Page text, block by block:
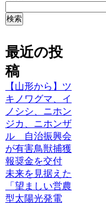
検索
最近の投
稿
【山形から】ツ
キノワグマ、イ
ノシシ、ニホン
ジカ、ニホンザ
ル 自治振興会
が有害鳥獣捕獲
報奨金を交付
未来を見据えた
「望ましい営農
型太陽光発電